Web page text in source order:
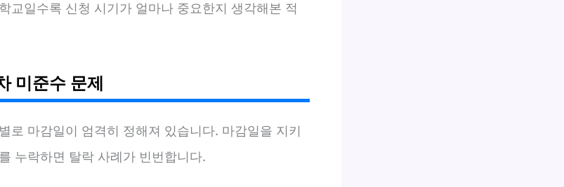
교일수록 신청 시기가 얼마나 중요한지 생각해본 적
미준수 문제
로 마감일이 엄격히 정해져 있습니다. 마감일을 지키
누락하면 탈락 사례가 빈번합니다.